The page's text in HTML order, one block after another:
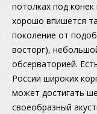
потолках под
хорошо впишется
поколение от
восторг),
обсерваторией.
России широких
может достигать
своеобразный